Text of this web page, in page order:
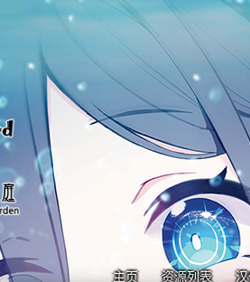
主页 资源列表